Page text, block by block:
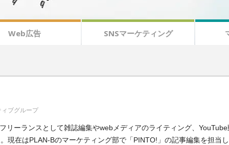
Web広告 SNSマーケティング
ブグループ
リーランスとして雑誌編集やwebメディアのライティング、YouTube
現在はPLAN-Bのマーケティング部で「PINTO!」の記事編集を担当